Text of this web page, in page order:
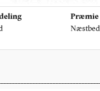
Præmie